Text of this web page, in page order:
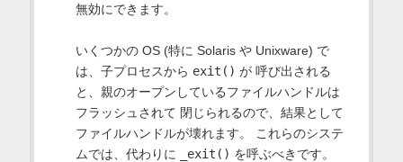
無効にできます。
いくつかの OS (特に Solaris や Unixware) で
は、子プロセスから exit() が 呼び出される
と、親のオープンしているファイルハンドルは
フラッシュされて 閉じられるので、結果として
ファイルハンドルが壊れます。 これらのシステ
ムでは、代わりに
_exit() を呼ぶべきです。